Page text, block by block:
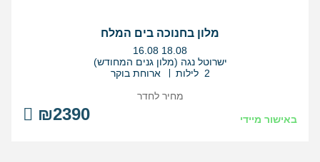
מלון בחנוכה בים המלח
בין
התאריכים,
16.08 18.08
ישרוטל נגה (מלון גנים המחודש)
2 לילות
ארוחת בוקר
באישור מיידי ₪2390
מחיר לחדר